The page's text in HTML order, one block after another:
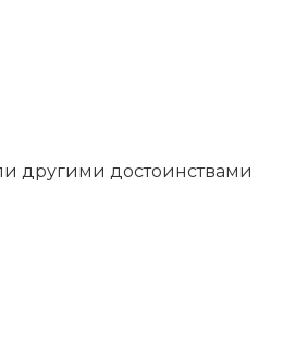
другими достоинствами